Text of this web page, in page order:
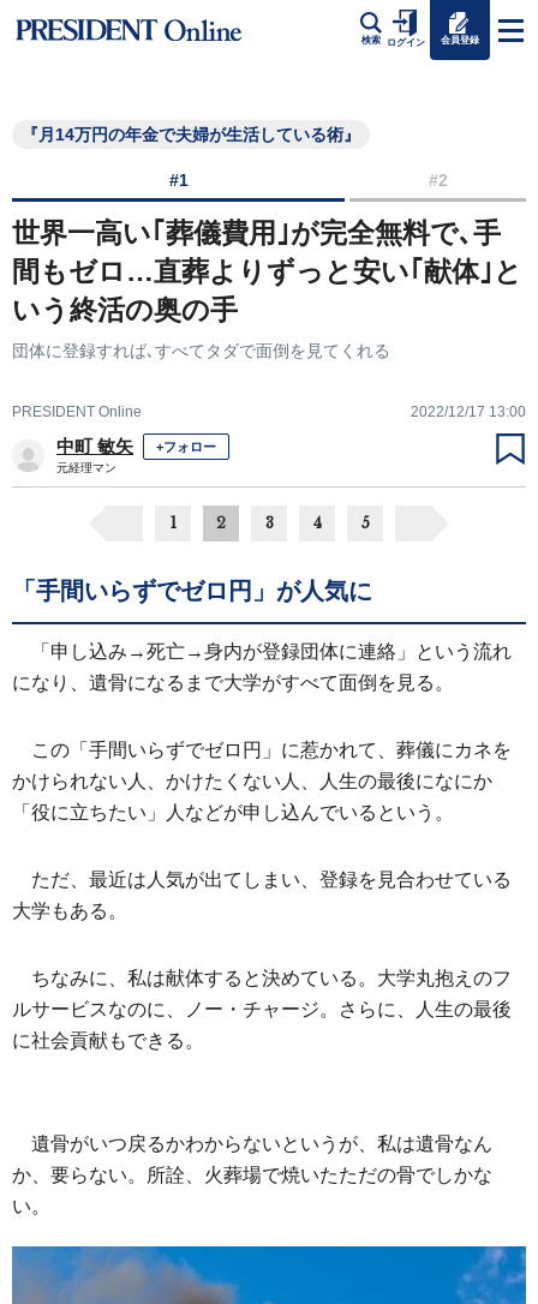
検索 ログイン 会員登録
『月14万円の年金で夫婦が生活している術』
#1 #2
世界一高い｢葬儀費用｣が完全無料で､手
間もゼロ…直葬よりずっと安い｢献体｣と
いう終活の奥の手
団体に登録すれば､すべてタダで面倒を見てくれる
PRESIDENT Online 2022/12/17 13:00
中町 敏矢 +フォロー
元経理マン
1 2 3 4 5
「手間いらずでゼロ円」が人気に
「申し込み→死亡→身内が登録団体に連絡」という流れ
になり、遺骨になるまで大学がすべて面倒を見る。
この「手間いらずでゼロ円」に惹かれて、葬儀にカネを
かけられない人、かけたくない人、人生の最後になにか
「役に立ちたい」人などが申し込んでいるという。
ただ、最近は人気が出てしまい、登録を見合わせている
大学もある。
ちなみに、私は献体すると決めている。大学丸抱えのフ
ルサービスなのに、ノー・チャージ。さらに、人生の最後
に社会貢献もできる。
遺骨がいつ戻るかわからないというが、私は遺骨なん
か、要らない。所詮、火葬場で焼いたただの骨でしかな
い。